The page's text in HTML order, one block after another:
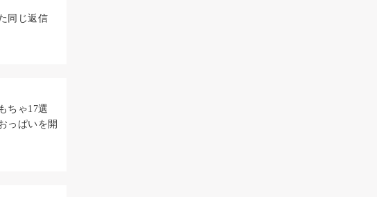
同じ返信
ちゃ17選
っぱいを開